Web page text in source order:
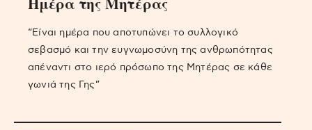
“Είναι ημέρα που αποτυπώνει το συλλογικό
σεβασμό και την ευγνωμοσύνη της ανθρωπότητας
απέναντι στο ιερό πρόσωπο της Μητέρας σε κάθε
γωνιά της Γης”